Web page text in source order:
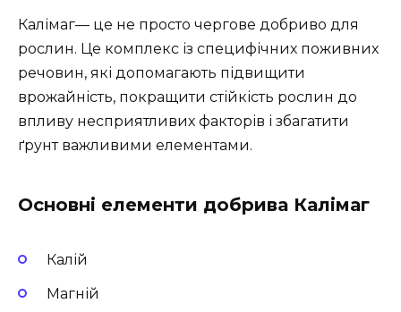
Калімаг— це не просто чергове добриво для
рослин. Це комплекс із специфічних поживних
речовин, які допомагають підвищити
врожайність, покращити стійкість рослин до
впливу несприятливих факторів і збагатити
ґрунт важливими елементами.
Основні елементи добрива Калімаг
Калій
Магній